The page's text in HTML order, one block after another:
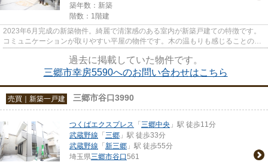
築年数：新築
階数：1階建
2023年6月完成の新築物件。綺麗で清潔感のある室内が新築戸建ての特徴です。
コミュニケーションが取りやすい平屋の物件です。木の温もりも感じることので
過去に掲載していた物件です。
三郷市幸房5590へのお問い合わせはこちら
売買｜新築一戸建 三郷市谷口3990
つくばエクスプレス 「 三郷中央 」駅 徒歩11分
武蔵野線 「 三郷 」駅 徒歩33分
武蔵野線 「 新三郷 」駅 徒歩55分
埼玉県三郷市谷口561